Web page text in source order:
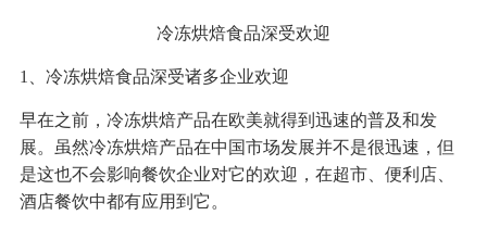
冷冻烘焙食品深受欢迎
1、冷冻烘焙食品深受诸多企业欢迎
早在之前，冷冻烘焙产品在欧美就得到迅速的普及和发
展。虽然冷冻烘焙产品在中国市场发展并不是很迅速，但
是这也不会影响餐饮企业对它的欢迎，在超市、便利店、
酒店餐饮中都有应用到它。